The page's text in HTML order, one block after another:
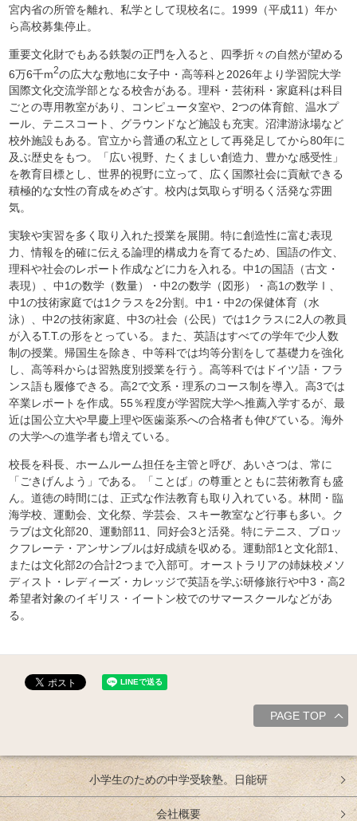
宮内省の所管を離れ、私学として現校名に。1999（平成11）年か
ら高校募集停止。
重要文化財でもある鉄製の正門を入ると、四季折々の自然が望める
6万6千m2の広大な敷地に女子中・高等科と2026年より学習院大学
国際文化交流学部となる校舎がある。理科・芸術科・家庭科は科目
ごとの専用教室があり、コンピュータ室や、2つの体育館、温水プ
ール、テニスコート、グラウンドなど施設も充実。沼津游泳場など
校外施設もある。官立から普通の私立として再発足してから80年に
及ぶ歴史をもつ。「広い視野、たくましい創造力、豊かな感受性」
を教育目標とし、世界的視野に立って、広く国際社会に貢献できる
積極的な女性の育成をめざす。校内は気取らず明るく活発な雰囲
気。
実験や実習を多く取り入れた授業を展開。特に創造性に富む表現
力、情報を的確に伝える論理的構成力を育てるため、国語の作文、
理科や社会のレポート作成などに力を入れる。中1の国語（古文・
表現）、中1の数学（数量）・中2の数学（図形）・高1の数学Ⅰ、
中1の技術家庭では1クラスを2分割。中1・中2の保健体育（水
泳）、中2の技術家庭、中3の社会（公民）では1クラスに2人の教員
が入るT.T.の形をとっている。また、英語はすべての学年で少人数
制の授業。帰国生を除き、中等科では均等分割をして基礎力を強化
し、高等科からは習熟度別授業を行う。高等科ではドイツ語・フラ
ンス語も履修できる。高2で文系・理系のコース制を導入。高3では
卒業レポートを作成。55％程度が学習院大学へ推薦入学するが、最
近は国公立大や早慶上理や医歯薬系への合格者も伸びている。海外
の大学への進学者も増えている。
校長を科長、ホームルーム担任を主管と呼び、あいさつは、常に
「ごきげんよう」である。「ことば」の尊重とともに芸術教育も盛
ん。道徳の時間には、正式な作法教育も取り入れている。林間・臨
海学校、運動会、文化祭、学芸会、スキー教室など行事も多い。ク
ラブは文化部20、運動部11、同好会3と活発。特にテニス、ブロッ
クフレーテ・アンサンブルは好成績を収める。運動部1と文化部1、
または文化部2の合計2つまで入部可。オーストラリアの姉妹校メソ
ディスト・レディーズ・カレッジで英語を学ぶ研修旅行や中3・高2
希望者対象のイギリス・イートン校でのサマースクールなどがあ
る。
PAGE TOP
小学生のための中学受験塾。日能研
会社概要